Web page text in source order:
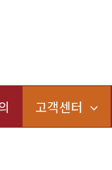
고객센터